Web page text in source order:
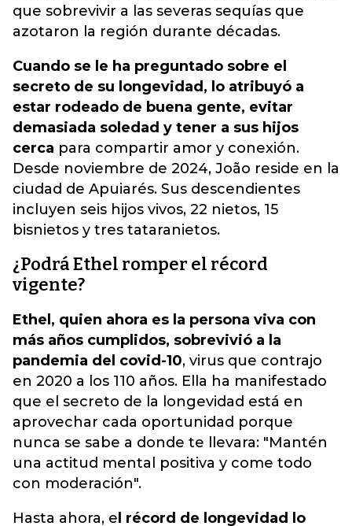
que sobrevivir a las severas sequías que
azotaron la región durante décadas.
Cuando se le ha preguntado sobre el
secreto de su longevidad, lo atribuyó a
estar rodeado de buena gente, evitar
demasiada soledad y tener a sus hijos
cerca para compartir amor y conexión.
Desde noviembre de 2024, João reside en la
ciudad de Apuiarés. Sus descendientes
incluyen seis hijos vivos, 22 nietos, 15
bisnietos y tres tataranietos.
¿Podrá Ethel romper el récord
vigente?
Ethel, quien ahora es la persona viva con
más años cumplidos, sobrevivió a la
pandemia del covid-10, virus que contrajo
en 2020 a los 110 años. Ella ha manifestado
que el secreto de la longevidad está en
aprovechar cada oportunidad porque
nunca se sabe a donde te llevara: "Mantén
una actitud mental positiva y come todo
con moderación".
Hasta ahora, e l récord de longevidad lo